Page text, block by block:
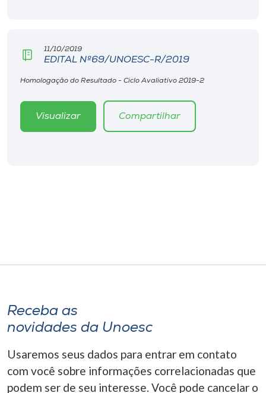
11/10/2019
EDITAL Nº69/UNOESC-R/2019
Homologação do Resultado - Ciclo Avaliativo 2019-2
Visualizar Compartilhar
Receba as
novidades da Unoesc
Usaremos seus dados para entrar em contato
com você sobre informações correlacionadas que
podem ser de seu interesse. Você pode cancelar o